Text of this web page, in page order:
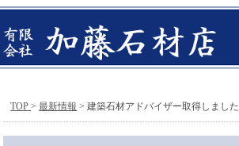
TOP>最新情報 >建築石材アドバイザー取得しました